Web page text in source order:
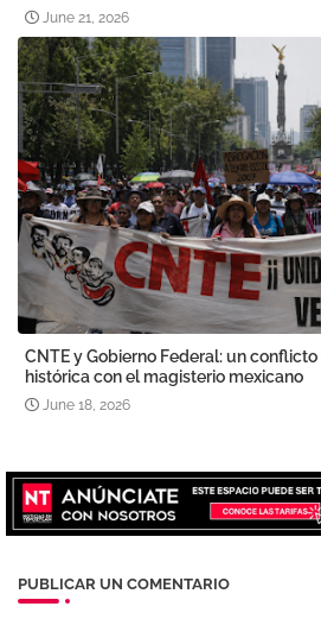
June 21, 2026
CNTE y Gobierno Federal: un
histórica con el magisterio mexicano
June 18, 2026
PUBLICAR UN COMENTARIO